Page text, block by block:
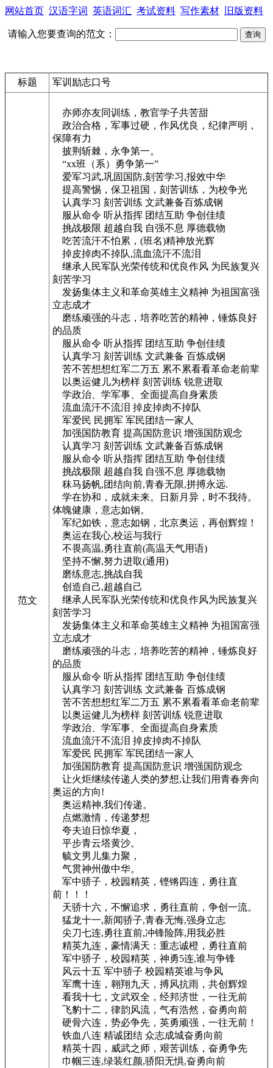
网站首页 汉语字词 英语词汇 考试资料 写作素材 旧版资料
请输入您要查询的范文：
标题 军训励志口号
范文
亦师亦友同训练，教官学子共苦甜
政治合格，军事过硬，作风优良，纪律严明，
保障有力
披荆斩棘，永争第一。
“xx班（系）勇争第一”
爱军习武,巩固国防,刻苦学习,报效中华
提高警惕，保卫祖国，刻苦训练，为校争光
认真学习 刻苦训练 文武兼备百炼成钢
服从命令 听从指挥 团结互助 争创佳绩
挑战极限 超越自我 自强不息 厚德载物
吃苦流汗不怕累，(班名)精神放光辉
掉皮掉肉不掉队,流血流汗不流泪
继承人民军队光荣传统和优良作风 为民族复兴
刻苦学习
发扬集体主义和革命英雄主义精神 为祖国富强
立志成才
磨练顽强的斗志，培养吃苦的精神，锤炼良好
的品质
服从命令 听从指挥 团结互助 争创佳绩
认真学习 刻苦训练 文武兼备 百炼成钢
苦不苦想想红军二万五 累不累看看革命老前辈
以奥运健儿为榜样 刻苦训练 锐意进取
学政治、学军事、全面提高自身素质
流血流汗不流泪 掉皮掉肉不掉队
军爱民 民拥军 军民团结一家人
加强国防教育 提高国防意识 增强国防观念
认真学习 刻苦训练 文武兼备百炼成钢
服从命令 听从指挥 团结互助 争创佳绩
挑战极限 超越自我 自强不息 厚德载物
秣马扬帆,团结向前,青春无限,拼搏永远.
学在协和，成就未来。日新月异，时不我待。
体魄健康，意志如钢。
军纪如铁，意志如钢，北京奥运，再创辉煌！
奥运在我心,校运与我行
不畏高温,勇往直前(高温天气用语)
坚持不懈,努力进取(通用)
磨练意志,挑战自我
创造自己,超越自己
继承人民军队光荣传统和优良作风为民族复兴
刻苦学习
发扬集体主义和革命英雄主义精神 为祖国富强
立志成才
磨练顽强的斗志，培养吃苦的精神，锤炼良好
的品质
服从命令 听从指挥 团结互助 争创佳绩
认真学习 刻苦训练 文武兼备 百炼成钢
苦不苦想想红军二万五 累不累看看革命老前辈
以奥运健儿为榜样 刻苦训练 锐意进取
学政治、学军事、全面提高自身素质
流血流汗不流泪 掉皮掉肉不掉队
军爱民 民拥军 军民团结一家人
加强国防教育 提高国防意识 增强国防观念
让火炬继续传递人类的梦想,让我们用青春奔向
奥运的方向!
奥运精神,我们传递。
点燃激情，传递梦想
夸夫迫日惊华夏，
平步青云塔黄沙。
毓文男儿集力聚，
气贯神州傲中华。
军中骄子，校园精英，铿锵四连，勇往直
前！！！
天骄十六，不懈追求，勇往直前，争创一流。
猛龙十一,新闻骄子,青春无悔,强身立志
尖刀七连,勇往直前,冲锋险阵,用我必胜
精英九连，豪情满天：重志诚橙，勇往直前
军中骄子，校园精英，神勇5连,谁与争锋
风云十五 军中骄子 校园精英谁与争风
军鹰十连，翱翔九天，搏风抗雨，共创辉煌
看我十七，文武双全，经邦济世，一往无前
飞豹十二，律韵风流，气有浩然，奋勇向前
硬骨六连，势必争先，英勇顽强，一往无前！
铁血八连 精诚团结 众志成城奋勇向前
精英十四，威武之师，艰苦训练，奋勇争先
巾帼三连,绿装红颜,骄阳无惧,奋勇向前